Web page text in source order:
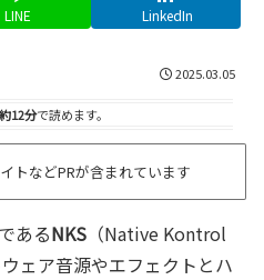
LINE LinkedIn
2025.03.05
約12分で読めます。
トなどPRが含まれています
あるNKS （Native Kontrol
ェア音源やエフェクトとハ